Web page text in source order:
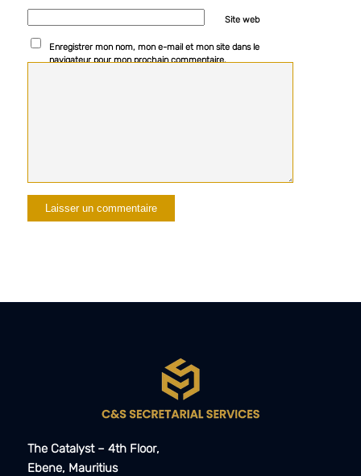
Site web
Enregistrer mon nom, mon e-mail et mon site dans le
navigateur pour mon prochain commentaire.
The Catalyst – 4th Floor,
Ebene, Mauritius​​